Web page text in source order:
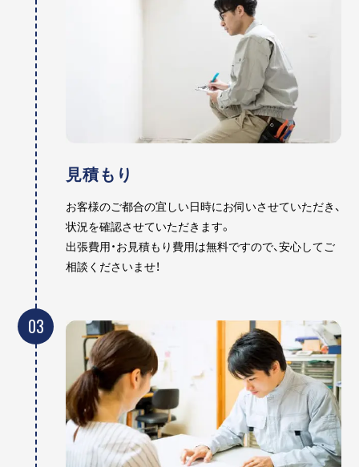
見積もり
お客様のご都合の宜しい日時にお伺いさせていただき、
状況を確認させていただきます。
出張費用・お見積もり費用は無料ですので、安心してご
相談くださいませ！
03